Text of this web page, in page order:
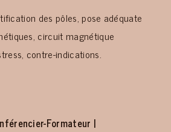
des pôles, pose adéquate
circuit magnétique
contre-indications.
Formateur |